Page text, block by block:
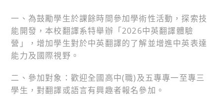
一、為鼓勵學生於課餘時間參加學術性活動，探索技
能開發，本校翻譯系特舉辦「2026中英翻譯體驗
營」，增加學生對於中英翻譯的了解並增進中英表達
能力及國際視野。
二、參加對象：歡迎全國高中(職)及五專專一至專三
學生，對翻譯或語言有興趣者報名參加。